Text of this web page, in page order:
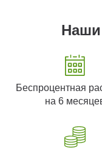
Наши
Беспроцентная
на 6